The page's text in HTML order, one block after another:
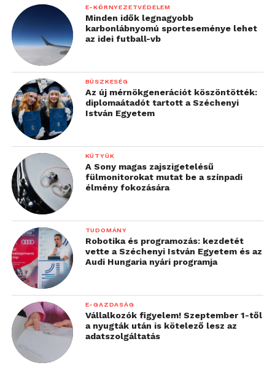
E-KÖRNYEZETVÉDELEM
Minden idők legnagyobb
karbonlábnyomú sporteseménye lehet
az idei futball-vb
BÜSZKESÉG
Az új mérnökgenerációt köszöntötték:
diplomaátadót tartott a Széchenyi
István Egyetem
KÜTYÜK
A Sony magas zajszigetelésű
fülmonitorokat mutat be a színpadi
élmény fokozására
TUDOMÁNY
Robotika és programozás: kezdetét
vette a Széchenyi István Egyetem és az
Audi Hungaria nyári programja
E-GAZDASÁG
Vállalkozók figyelem! Szeptember 1-től
a nyugták után is kötelező lesz az
adatszolgáltatás